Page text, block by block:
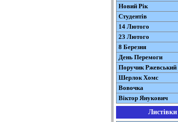
Новий Рік
Студентів
14 Лютого
23 Лютого
8 Березня
День Перемоги
Поручик Ржевський
Шерлок Хомс
Вовочка
Віктор Янукович
Листівки